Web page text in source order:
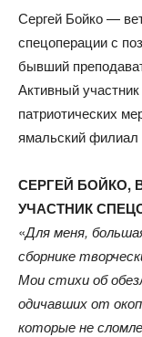
Сергей Бойко —
спецоперации с
бывший
Активный
патриотических
ямальский
СЕРГЕЙ БОЙКО,
УЧАСТНИК
«Для меня,
сборнике
Мои стихи об
одичавших от
которые не